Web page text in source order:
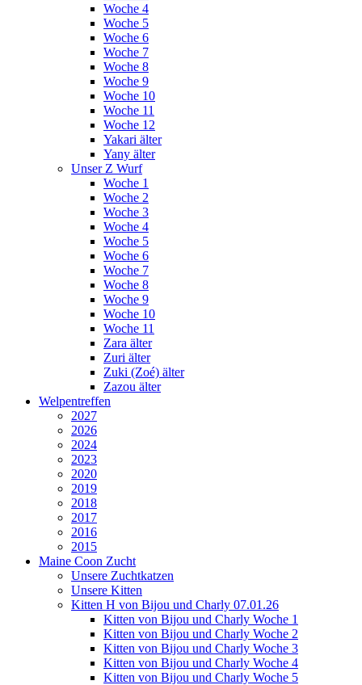
Woche 4
Woche 5
Woche 6
Woche 7
Woche 8
Woche 9
Woche 10
Woche 11
Woche 12
Yakari älter
Yany älter
Unser Z Wurf
Woche 1
Woche 2
Woche 3
Woche 4
Woche 5
Woche 6
Woche 7
Woche 8
Woche 9
Woche 10
Woche 11
Zara älter
Zuri älter
Zuki (Zoé) älter
Zazou älter
Welpentreffen
2027
2026
2024
2023
2020
2019
2018
2017
2016
2015
Maine Coon Zucht
Unsere Zuchtkatzen
Unsere Kitten
Kitten H von Bijou und Charly 07.01.26
Kitten von Bijou und Charly Woche 1
Kitten von Bijou und Charly Woche 2
Kitten von Bijou und Charly Woche 3
Kitten von Bijou und Charly Woche 4
Kitten von Bijou und Charly Woche 5